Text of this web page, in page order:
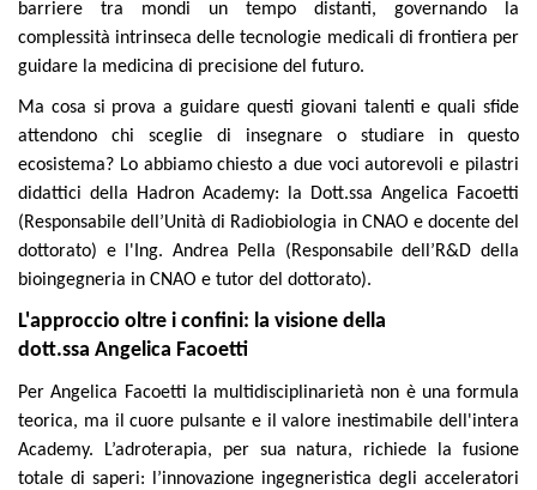
barriere tra mondi un tempo distanti, governando la
complessità intrinseca delle tecnologie medicali di frontiera per
guidare la medicina di precisione del futuro.
Ma cosa si prova a guidare questi giovani talenti e quali sfide
attendono chi sceglie di insegnare o studiare in questo
ecosistema? Lo abbiamo chiesto a due voci autorevoli e pilastri
didattici della Hadron Academy: la Dott.ssa Angelica Facoetti
(Responsabile dell’Unità di Radiobiologia in CNAO e docente del
dottorato) e l'Ing. Andrea Pella (Responsabile dell’R&D della
bioingegneria in CNAO e tutor del dottorato).
L'approccio oltre i confini: la visione della
dott.ssa Angelica Facoetti
Per Angelica Facoetti la multidisciplinarietà non è una formula
teorica, ma il cuore pulsante e il valore inestimabile dell'intera
Academy. L’adroterapia, per sua natura, richiede la fusione
totale di saperi: l’innovazione ingegneristica degli acceleratori